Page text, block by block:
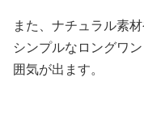
また、ナチュラル素
シンプルなロングワ
囲気が出ます。